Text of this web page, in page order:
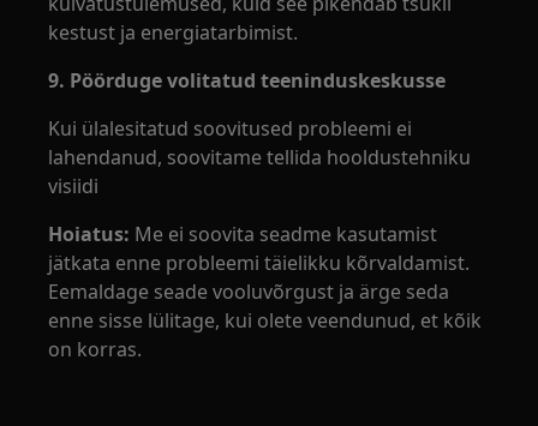
kestust ja energiatarbimist.
9. Pöörduge volitatud teeninduskeskusse
Kui ülalesitatud soovitused probleemi ei
lahendanud, soovitame tellida hooldustehniku
visiidi
Hoiatus: Me ei soovita seadme kasutamist
jätkata enne probleemi täielikku kõrvaldamist.
Eemaldage seade vooluvõrgust ja ärge seda
enne sisse lülitage, kui olete veendunud, et kõik
on korras.